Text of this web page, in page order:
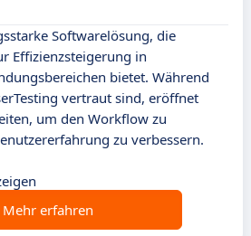
Softwarelösung, die
Effizienzsteigerung in
bietet. Während
vertraut sind, eröffnet
um den Workflow zu
zu verbessern.
Mehr erfahren